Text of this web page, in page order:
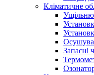
Кліматичне
Запасні